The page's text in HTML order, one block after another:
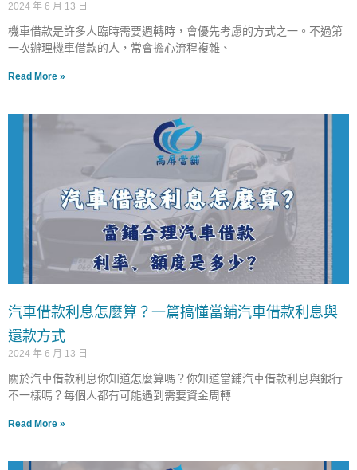
2024 年 6 月 13 日
機車借款是許多人臨時需要週轉時，會優先考慮的方式之一。不過第
一次辦理機車借款的人，常會擔心流程複雜、
Read More »
汽車借款利息怎麼算？一篇搞懂當鋪汽車借款利息與
還款方式
2024 年 6 月 13 日
關於汽車借款利息你知道怎麼算嗎？你知道當鋪汽車借款利息與銀行
不一樣嗎？每個人都有可能遇到需要資金周轉
Read More »